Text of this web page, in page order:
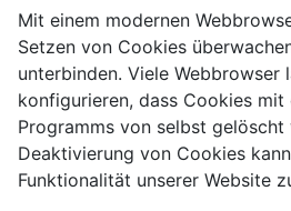
Mit einem modernen
Setzen von Cookies
unterbinden. Viele Webbrowser
konfigurieren, dass Cookies mit
Programms von selbst gelöscht
Deaktivierung von Cookies
Funktionalität unserer Website